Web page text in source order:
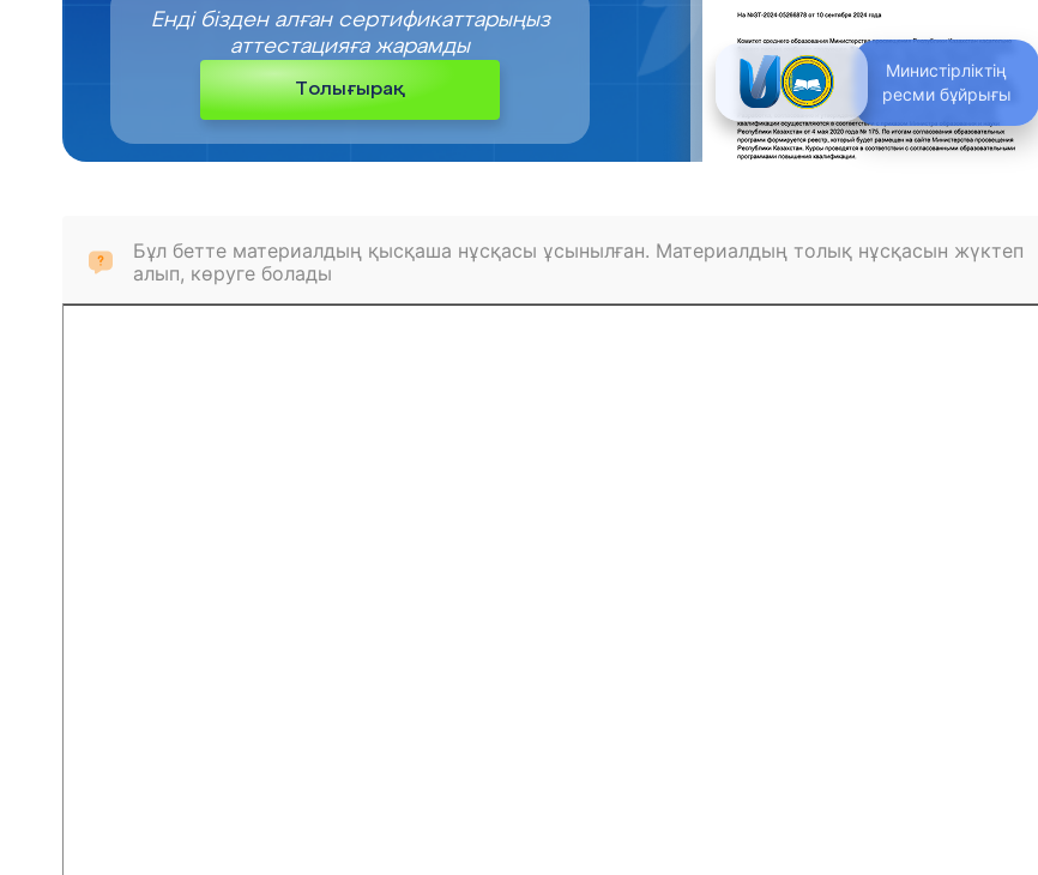
Министірліктің
ресми бұйрығы
Енді бізден алған сертификаттарыңыз
аттестацияға жарамды
Толығырақ
Бұл бетте материалдың қысқаша нұсқасы ұсынылған. Материалдың толық нұсқасын жүктеп
алып, көруге болады